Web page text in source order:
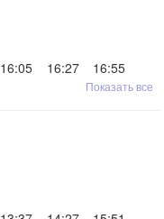
16:05 16:27
16:55
Показать все